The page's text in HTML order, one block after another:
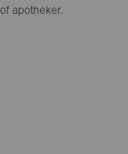
of apotheker.